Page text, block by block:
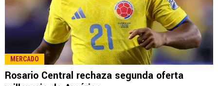
LEE TAMBIÉN